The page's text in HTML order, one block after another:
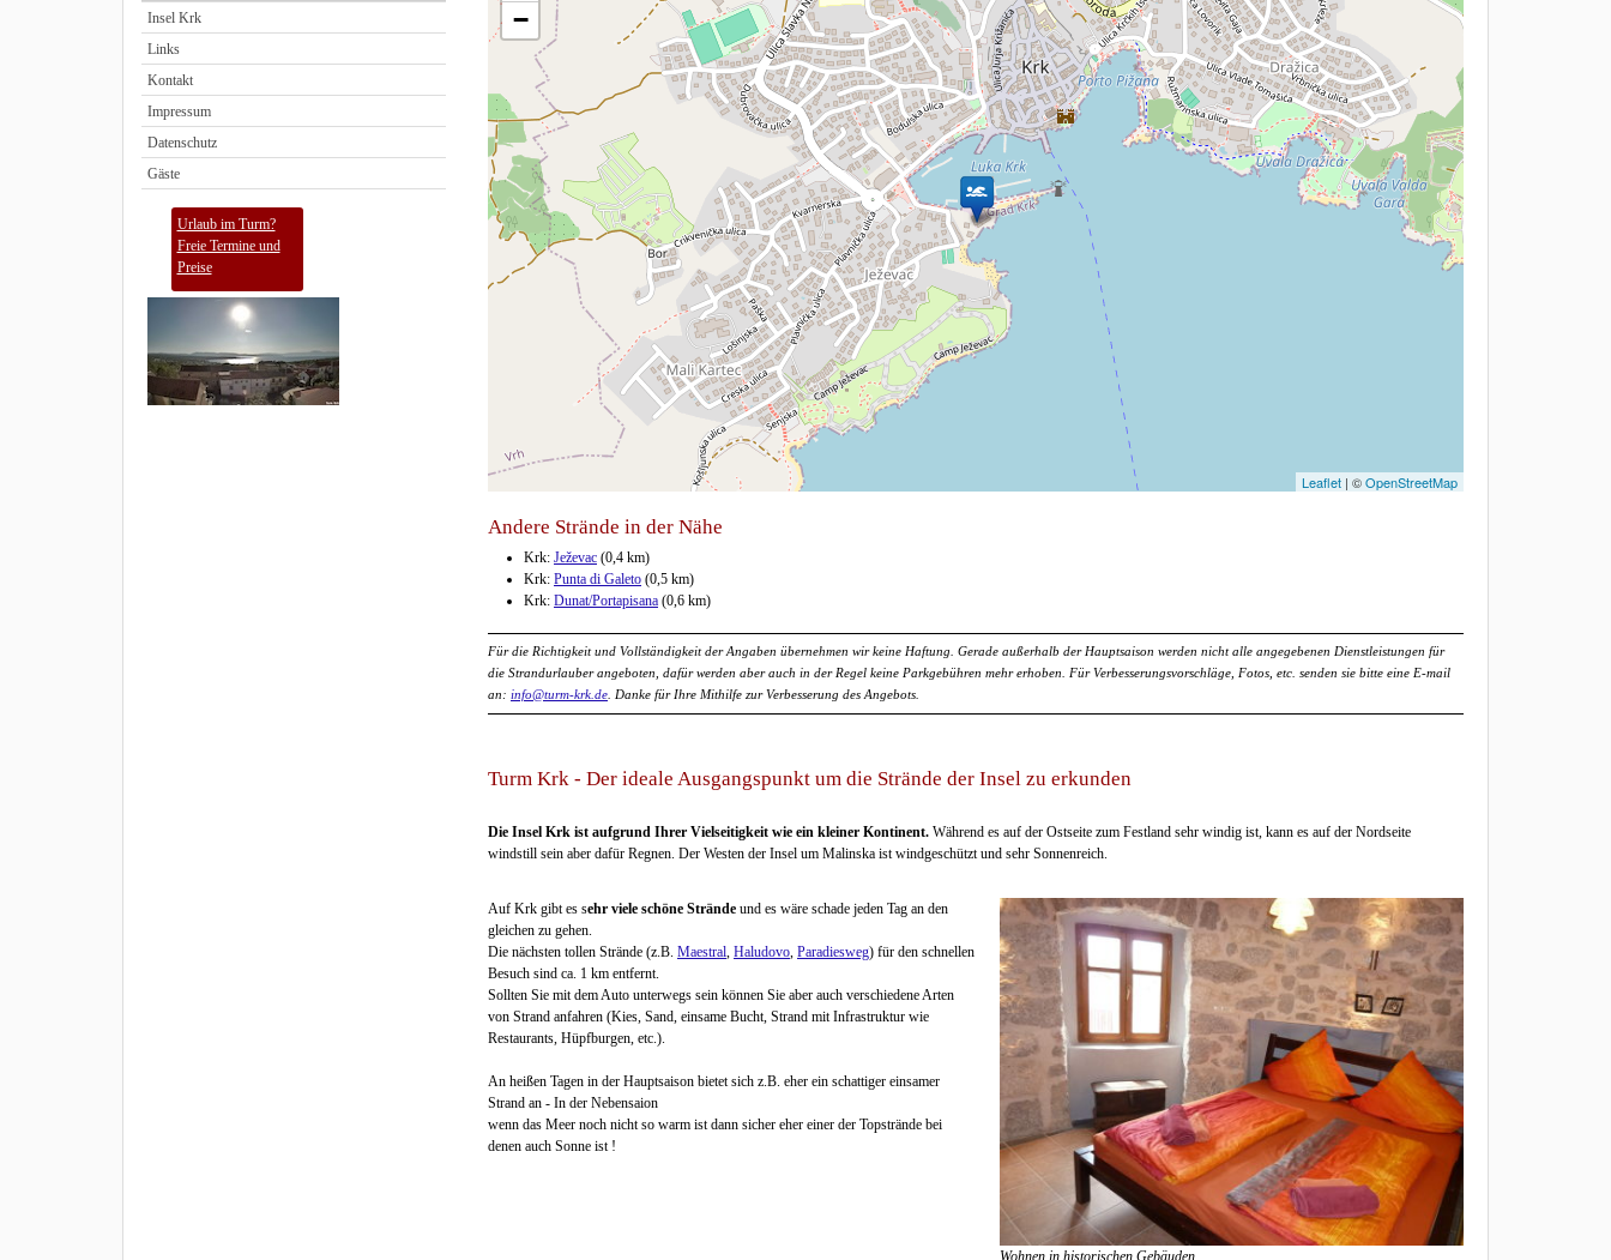
Insel Krk
Links
Kontakt
Impressum
Datenschutz
Gäste
Urlaub im Turm?
Freie Termine und
Preise
−
Leaflet| ©OpenStreetMap
Andere Strände in der Nähe
Krk: Ježevac (0,4 km)
Krk: Punta di Galeto (0,5 km)
Krk: Dunat/Portapisana (0,6 km)
Für die Richtigkeit und Vollständigkeit der Angaben übernehmen wir keine Haftung. Gerade außerhalb der Hauptsaison werden nicht alle angegebenen Dienstleistungen für
die Strandurlauber angeboten, dafür werden aber auch in der Regel keine Parkgebühren mehr erhoben. Für Verbesserungsvorschläge, Fotos, etc. senden sie bitte eine E-mail
an: info@turm-krk.de . Danke für Ihre Mithilfe zur Verbesserung des Angebots.
Turm Krk - Der ideale Ausgangspunkt um die Strände der Insel zu erkunden
Die Insel Krk ist aufgrund Ihrer Vielseitigkeit wie ein kleiner Kontinent. Während es auf der Ostseite zum Festland sehr windig ist, kann es auf der Nordseite
windstill sein aber dafür Regnen. Der Westen der Insel um Malinska ist windgeschützt und sehr Sonnenreich.
Wohnen in historischen Gebäuden
Auf Krk gibt es sehr viele schöne Strände und es wäre schade jeden Tag an den
gleichen zu gehen.
Die nächsten tollen Strände (z.B. Maestral Haludovo Paradiesweg) für den schnellen
Besuch sind ca. 1 km entfernt.
Sollten Sie mit dem Auto unterwegs sein können Sie aber auch verschiedene Arten
von Strand anfahren (Kies, Sand, einsame Bucht, Strand mit Infrastruktur wie
Restaurants, Hüpfburgen, etc.).
An heißen Tagen in der Hauptsaison bietet sich z.B. eher ein schattiger einsamer
Strand an - In der Nebensaion
wenn das Meer noch nicht so warm ist dann sicher eher einer der Topstrände bei
denen auch Sonne ist !